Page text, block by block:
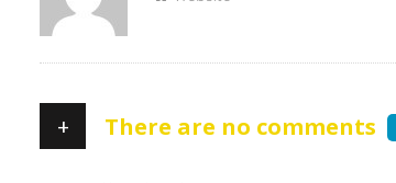
+ There are no comments